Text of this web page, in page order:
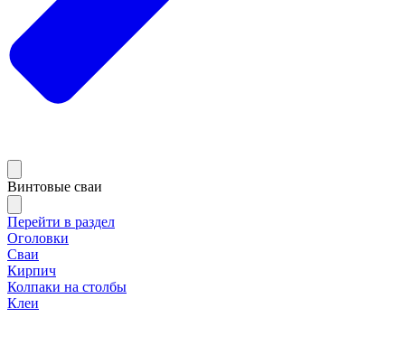
Винтовые сваи
Перейти в раздел
Оголовки
Сваи
Кирпич
Колпаки на столбы
Клеи